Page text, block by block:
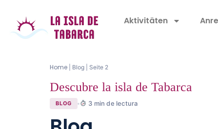
Aktivitäten
Home Blog Seite 2
Descubre la isla de Tabarca
BLOG 3 min de lectura